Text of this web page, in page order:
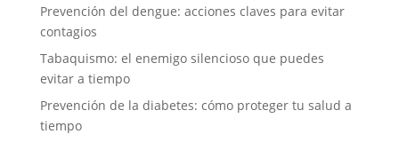
Prevención del dengue: acciones claves para evitar
contagios
Tabaquismo: el enemigo silencioso que puedes
evitar a tiempo
Prevención de la diabetes: cómo proteger tu salud a
tiempo